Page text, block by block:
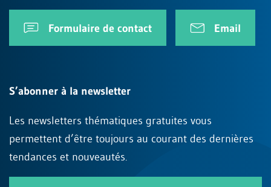
Formulaire de contact Email
S’abonner à la newsletter
Les newsletters thématiques gratuites vous
permettent d’être toujours au courant des dernières
tendances et nouveautés.